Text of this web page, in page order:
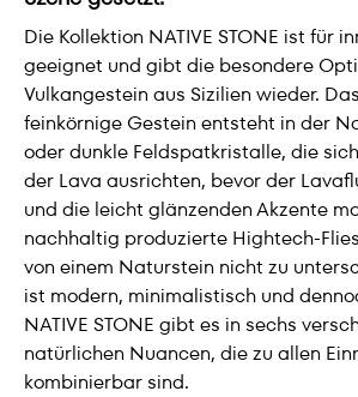
Die Kollektion NATIVE STONE ist für
geeignet und gibt die besondere
Vulkangestein aus Sizilien wieder.
feinkörnige Gestein entsteht in der
oder dunkle Feldspatkristalle, die
der Lava ausrichten, bevor der
und die leicht glänzenden Akzente
nachhaltig produzierte Hightech-
von einem Naturstein nicht zu
ist modern, minimalistisch und
NATIVE STONE gibt es in sechs
natürlichen Nuancen, die zu allen
kombinierbar sind.